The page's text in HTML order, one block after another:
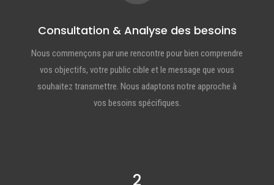
Consultation & Analyse des besoins
Nous commençons par une rencontre pour bien comprendre
vos objectifs, votre public cible et le message que vous
souhaitez transmettre. Nous adaptons notre approche à
vos besoins spécifiques.
2